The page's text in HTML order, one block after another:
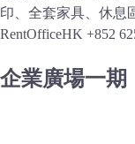
印、全套家具、休息
RentOfficeHK +852
企業廣場一期